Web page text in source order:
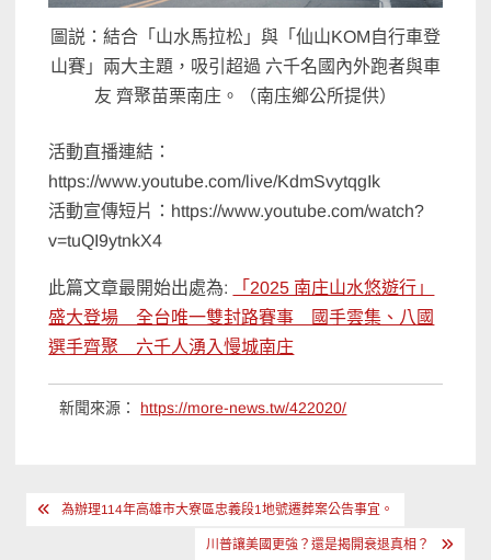
圖説：結合「山水馬拉松」與「仙山KOM自行車登
山賽」兩大主題，吸引超過 六千名國內外跑者與車
友 齊聚苗栗南庄。（南庒鄉公所提供）
活動直播連結：
https://www.youtube.com/live/KdmSvytqgIk
活動宣傳短片：https://www.youtube.com/watch?
v=tuQI9ytnkX4
此篇文章最開始出處為:
「2025 南庄山水悠遊行」
盛大登場 全台唯一雙封路賽事 國手雲集、八國
選手齊聚 六千人湧入慢城南庄
新聞來源： https://more-news.tw/422020/
文 為辦理114年高雄市大寮區忠義段1地號遷葬案公告事宜。
川普讓美國更強？還是揭開衰退真相？